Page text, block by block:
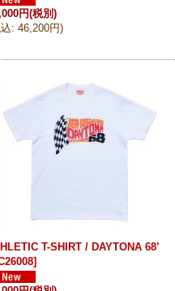
円(税別)
: 46,200円)
T-SHIRT / DAYTONA 68’
]